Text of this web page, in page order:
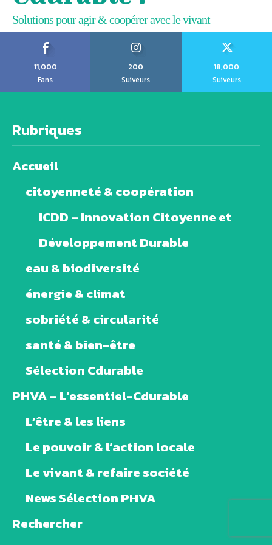
Solutions pour agir & coopérer avec le vivant
11,000
Fans
200
Suiveurs
18,000
Suiveurs
Rubriques
Accueil
citoyenneté & coopération
ICDD – Innovation Citoyenne et
Développement Durable
eau & biodiversité
énergie & climat
sobriété & circularité
santé & bien-être
Sélection Cdurable
PHVA – L’essentiel-Cdurable
L’être & les liens
Le pouvoir & l’action locale
Le vivant & refaire société
News Sélection PHVA
Rechercher